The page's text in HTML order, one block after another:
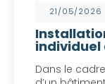
21/05/2026
individuel
Dans le